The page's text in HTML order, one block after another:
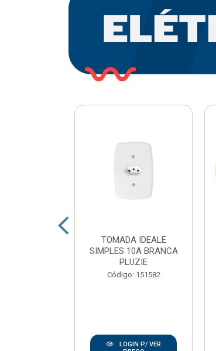
TOMADA IDEALE
SIMPLES 10A BRANCA
PLUZIE
Código: 151582
LOGIN P/ VER